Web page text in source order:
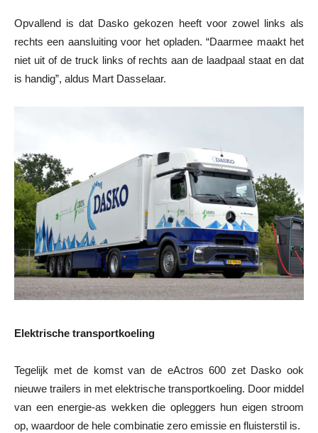
Opvallend is dat Dasko gekozen heeft voor zowel links als
rechts een aansluiting voor het opladen. “Daarmee maakt het
niet uit of de truck links of rechts aan de laadpaal staat en dat
is handig”, aldus Mart Dasselaar.
Elektrische transportkoeling
Tegelijk met de komst van de eActros 600 zet Dasko ook
nieuwe trailers in met elektrische transportkoeling. Door middel
van een energie-as wekken die opleggers hun eigen stroom
op, waardoor de hele combinatie zero emissie en fluisterstil is.